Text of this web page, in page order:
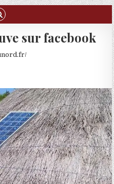
sur facebook